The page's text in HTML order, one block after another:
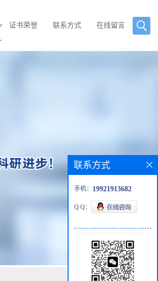
证书荣誉 联系方式 在线留言
联系方式
手机： 19921913682
Q Q：